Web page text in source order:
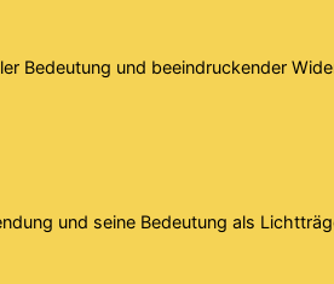
Bedeutung und beeindruckender
und seine Bedeutung als